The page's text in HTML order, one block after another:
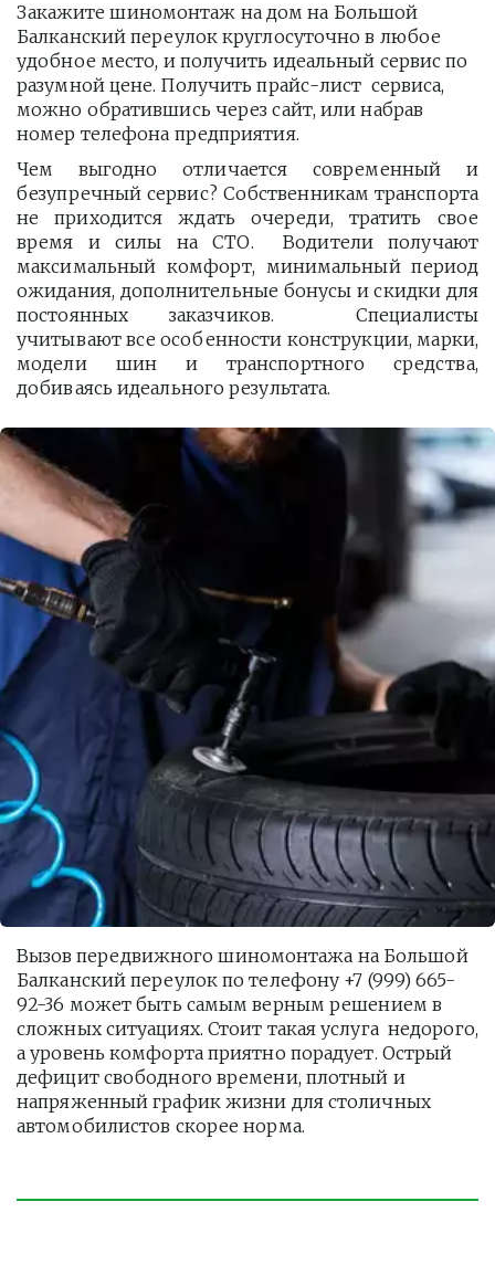
Закажите шиномонтаж на дом на Большой
Балканский переулок круглосуточно в любое
удобное место, и получить идеальный сервис по
разумной цене. Получить прайс-лист  сервиса,
можно обратившись через сайт, или набрав
номер телефона предприятия.
Чем выгодно отличается современный и
безупречный сервис? Собственникам транспорта
не приходится ждать очереди, тратить свое
время и силы на СТО. Водители получают
максимальный комфорт, минимальный период
ожидания, дополнительные бонусы и скидки для
постоянных заказчиков. Специалисты
учитывают все особенности конструкции, марки,
модели шин и транспортного средства,
добиваясь идеального результата.
Вызов передвижного шиномонтажа на Большой
Балканский переулок по телефону +7 (999) 665-
92-36 может быть самым верным решением в
сложных ситуациях. Стоит такая услуга  недорого,
а уровень комфорта приятно порадует. Острый
дефицит свободного времени, плотный и
напряженный график жизни для столичных
автомобилистов скорее норма.